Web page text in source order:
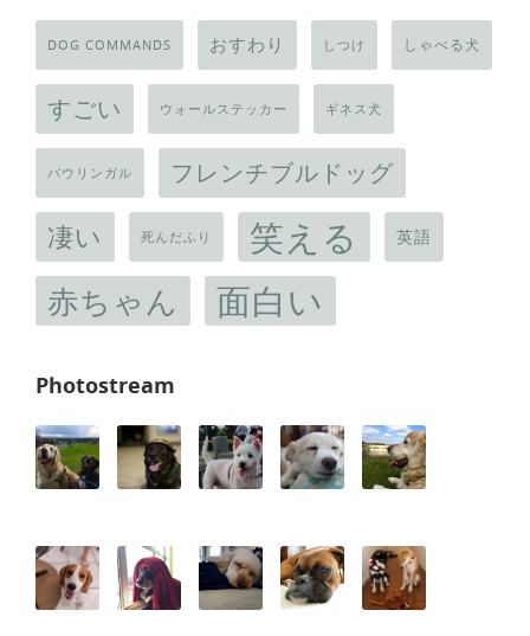
DOG COMMANDS おすわり しつけ しゃべる犬
すごい ウォールステッカー ギネス犬
バウリンガル フレンチブルドッグ
凄い 死んだふり 笑える 英語
赤ちゃん 面白い
Photostream